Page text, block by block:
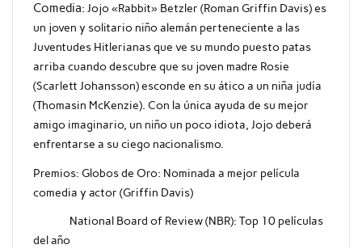
Comedia: Jojo «Rabbit» Betzler (Roman Griffin Davis) es
un joven y solitario niño alemán perteneciente a las
Juventudes Hitlerianas que ve su mundo puesto patas
arriba cuando descubre que su joven madre Rosie
(Scarlett Johansson) esconde en su ático a un niña judía
(Thomasin McKenzie). Con la única ayuda de su mejor
amigo imaginario, un niño un poco idiota, Jojo deberá
enfrentarse a su ciego nacionalismo.
Premios: Globos de Oro: Nominada a mejor película
comedia y actor (Griffin Davis)
National Board of Review (NBR): Top 10 películas
del año